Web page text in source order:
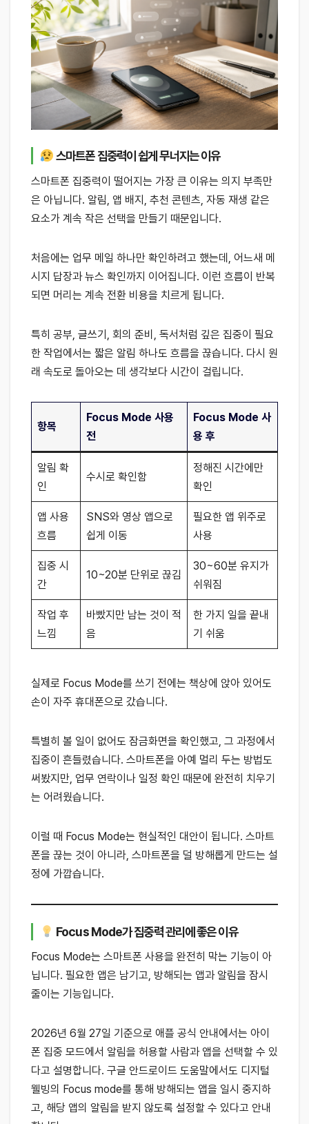
스마트폰 집중력이 쉽게 무너지는 이유
스마트폰 집중력이 떨어지는 가장 큰 이유는 의지 부족만
은 아닙니다. 알림, 앱 배지, 추천 콘텐츠, 자동 재생 같은
요소가 계속 작은 선택을 만들기 때문입니다.
처음에는 업무 메일 하나만 확인하려고 했는데, 어느새 메
시지 답장과 뉴스 확인까지 이어집니다. 이런 흐름이 반복
되면 머리는 계속 전환 비용을 치르게 됩니다.
특히 공부, 글쓰기, 회의 준비, 독서처럼 깊은 집중이 필요
한 작업에서는 짧은 알림 하나도 흐름을 끊습니다. 다시 원
래 속도로 돌아오는 데 생각보다 시간이 걸립니다.
항목
Focus Mode 사용
전
Focus Mode 사
용 후
알림 확
인
수시로 확인함
정해진 시간에만
확인
앱 사용
흐름
SNS와 영상 앱으로
쉽게 이동
필요한 앱 위주로
사용
집중 시
간
10~20분 단위로 끊김
30~60분 유지가
쉬워짐
작업 후
느낌
바빴지만 남는 것이 적
음
한 가지 일을 끝내
기 쉬움
실제로 Focus Mode를 쓰기 전에는 책상에 앉아 있어도
손이 자주 휴대폰으로 갔습니다.
특별히 볼 일이 없어도 잠금화면을 확인했고, 그 과정에서
집중이 흔들렸습니다. 스마트폰을 아예 멀리 두는 방법도
써봤지만, 업무 연락이나 일정 확인 때문에 완전히 치우기
는 어려웠습니다.
이럴 때 Focus Mode는 현실적인 대안이 됩니다. 스마트
폰을 끊는 것이 아니라, 스마트폰을 덜 방해롭게 만드는 설
정에 가깝습니다.
Focus Mode가 집중력 관리에 좋은 이유
Focus Mode는 스마트폰 사용을 완전히 막는 기능이 아
닙니다. 필요한 앱은 남기고, 방해되는 앱과 알림을 잠시
줄이는 기능입니다.
2026년 6월 27일 기준으로 애플 공식 안내에서는 아이
폰 집중 모드에서 알림을 허용할 사람과 앱을 선택할 수 있
다고 설명합니다. 구글 안드로이드 도움말에서도 디지털
웰빙의 Focus mode를 통해 방해되는 앱을 일시 중지하
고, 해당 앱의 알림을 받지 않도록 설정할 수 있다고 안내